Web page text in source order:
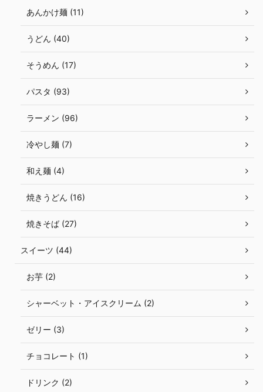
あんかけ麺 (11)
うどん (40)
そうめん (17)
パスタ (93)
ラーメン (96)
冷やし麺 (7)
和え麺 (4)
焼きうどん (16)
焼きそば (27)
スイーツ (44)
お芋 (2)
シャーベット・アイスクリーム (2)
ゼリー (3)
チョコレート (1)
ドリンク (2)